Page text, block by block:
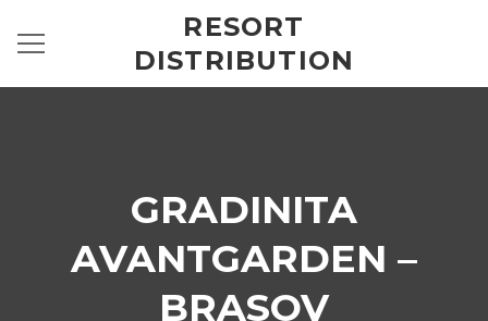
RESORT
DISTRIBUTION
GRADINITA
AVANTGARDEN –
BRASOV